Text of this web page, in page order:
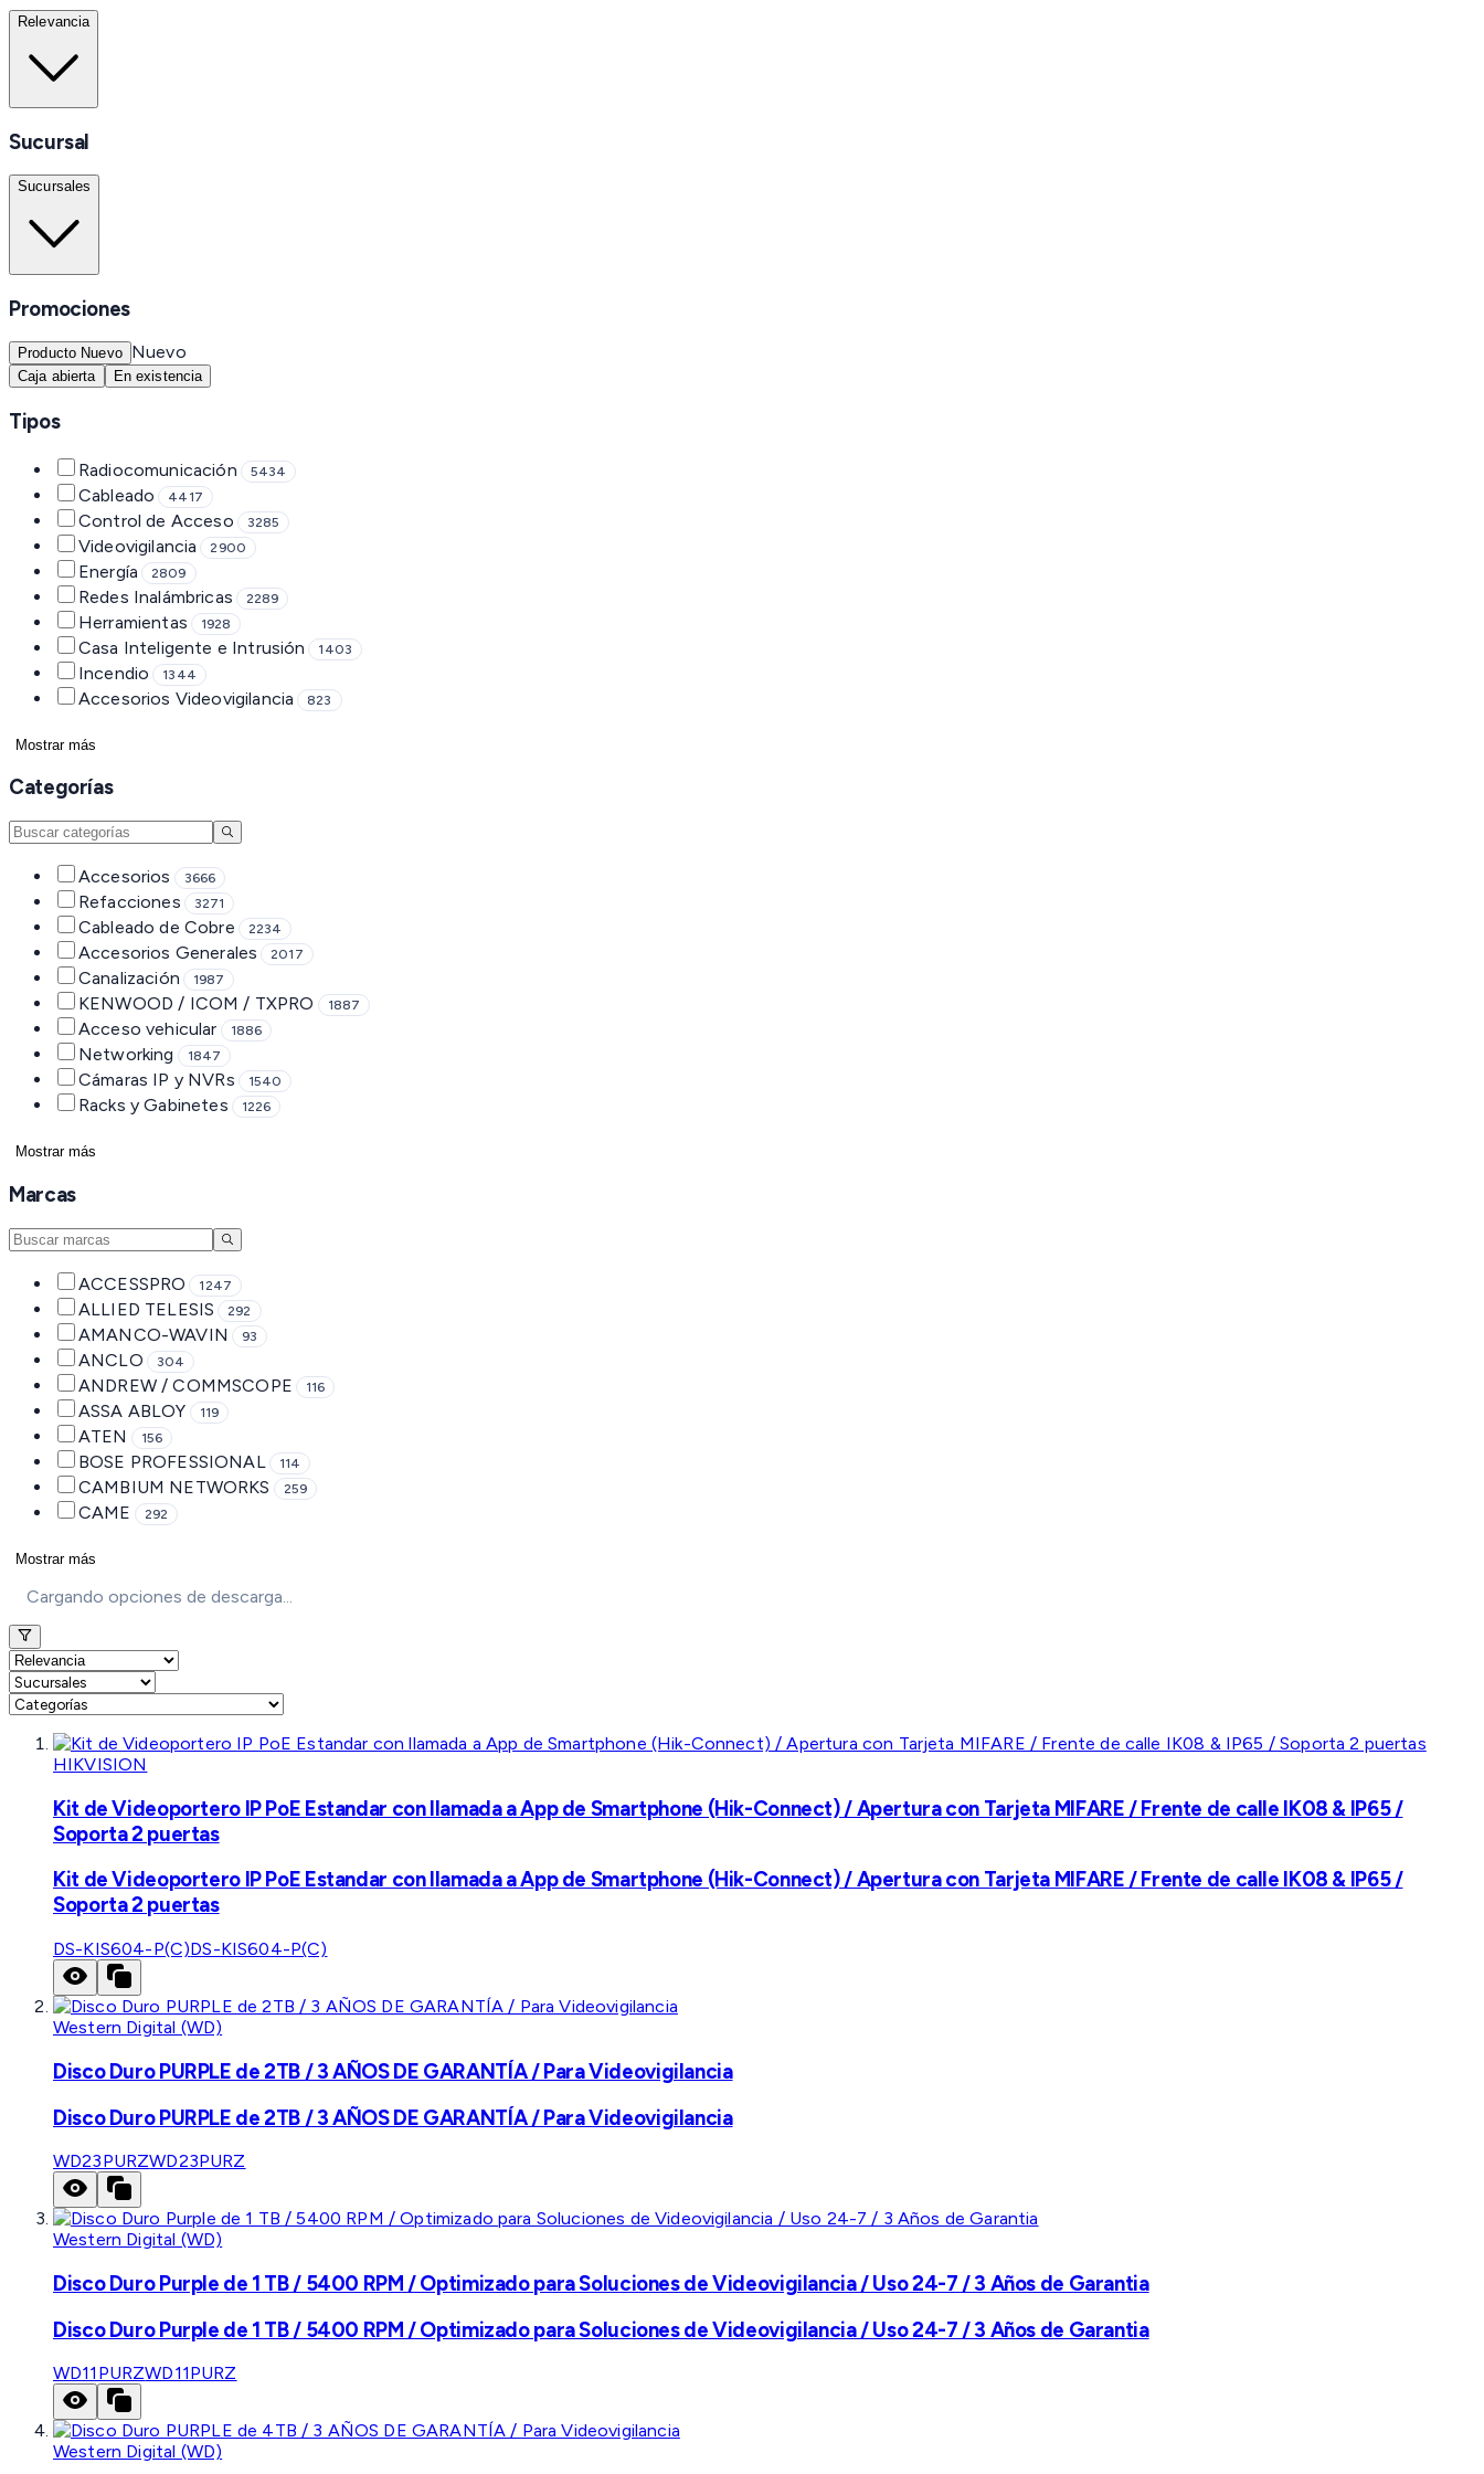
Relevancia
Sucursal
Sucursales
Promociones
Producto Nuevo Nuevo
Caja abierta En existencia
Tipos
Radiocomunicación 5434
Cableado 4417
Control de Acceso 3285
Videovigilancia 2900
Energía 2809
Redes Inalámbricas 2289
Herramientas 1928
Casa Inteligente e Intrusión 1403
Incendio 1344
Accesorios Videovigilancia 823
Mostrar más
Categorías
Accesorios 3666
Refacciones 3271
Cableado de Cobre 2234
Accesorios Generales 2017
Canalización 1987
KENWOOD / ICOM / TXPRO 1887
Acceso vehicular 1886
Networking 1847
Cámaras IP y NVRs 1540
Racks y Gabinetes 1226
Mostrar más
Marcas
ACCESSPRO 1247
ALLIED TELESIS 292
AMANCO-WAVIN 93
ANCLO 304
ANDREW / COMMSCOPE 116
ASSA ABLOY 119
ATEN 156
BOSE PROFESSIONAL 114
CAMBIUM NETWORKS 259
CAME 292
Mostrar más
Cargando opciones de descarga...
HIKVISION
Kit de Videoportero IP PoE Estandar con llamada a App de Smartphone (Hik-Connect) / Apertura con Tarjeta MIFARE / Frente de calle IK08 & IP65 /
Soporta 2 puertas
Kit de Videoportero IP PoE Estandar con llamada a App de Smartphone (Hik-Connect) / Apertura con Tarjeta MIFARE / Frente de calle IK08 & IP65 /
Soporta 2 puertas
DS-KIS604-P(C)DS-KIS604-P(C)
Western Digital (WD)
Disco Duro PURPLE de 2TB / 3 AÑOS DE GARANTÍA / Para Videovigilancia
Disco Duro PURPLE de 2TB / 3 AÑOS DE GARANTÍA / Para Videovigilancia
WD23PURZWD23PURZ
Western Digital (WD)
Disco Duro Purple de 1 TB / 5400 RPM / Optimizado para Soluciones de Videovigilancia / Uso 24-7 / 3 Años de Garantia
Disco Duro Purple de 1 TB / 5400 RPM / Optimizado para Soluciones de Videovigilancia / Uso 24-7 / 3 Años de Garantia
WD11PURZWD11PURZ
Western Digital (WD)